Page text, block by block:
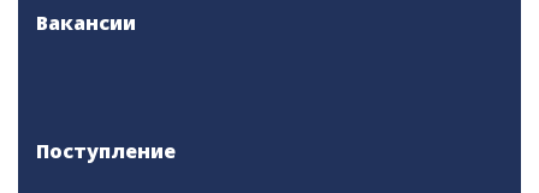
Вакансии
Поступление